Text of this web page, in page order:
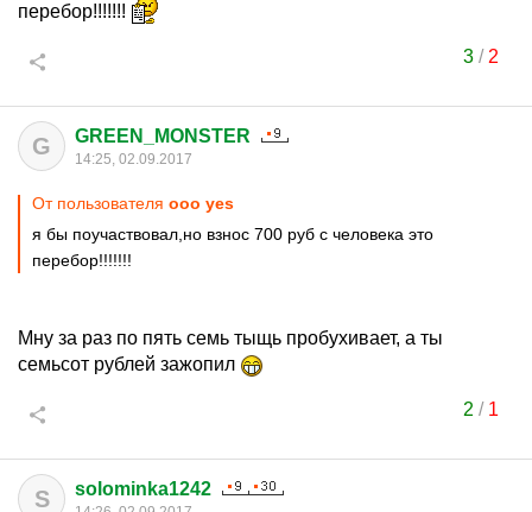
перебор!!!!!!!
3/ 2
G GREEN_MONSTER
14:25, 02.09.2017
От пользователя ооо yes
я бы поучаствовал,но взнос 700 руб с человека это
перебор!!!!!!!
Мну за раз по пять семь тыщь пробухивает, а ты
семьсот рублей зажопил
2 / 1
S solominka1242